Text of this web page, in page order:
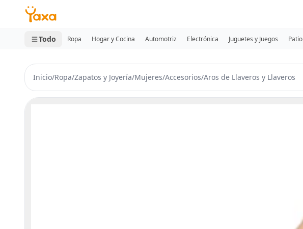
MINI CARRITO
0 productos
Todo Ropa Hogar y Cocina Automotriz Electrónica Juguetes y Juegos Patio
Inicio/Ropa/Zapatos y Joyería/Mujeres/Accesorios/Aros de Llaveros y Llaveros